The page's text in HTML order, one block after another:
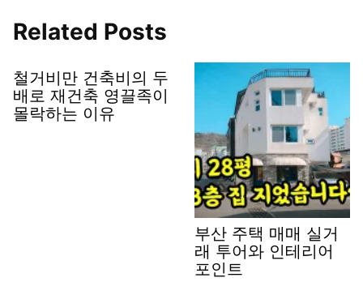
Related Posts
철거비만 건축비의 두
배로 재건축 영끌족이
몰락하는 이유
부산 주택 매매 실거
래 투어와 인테리어
포인트